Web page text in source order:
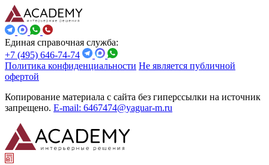
Единая справочная служба:
+7 (495) 646-74-74
Политика конфиденциальности Не является публичной
офертой
Копирование материала с сайта без гиперссылки на источник
запрещено. E-mail: 6467474@yaguar-m.ru